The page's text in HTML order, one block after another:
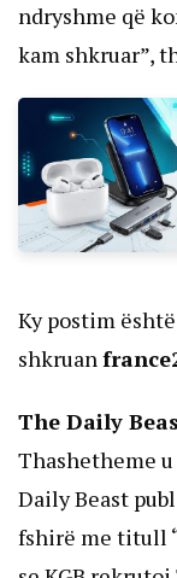
ndryshme që
kam shkruar”,
Ky postim
shkruan
The Daily
Thashetheme
Daily Beast
fshirë me titull